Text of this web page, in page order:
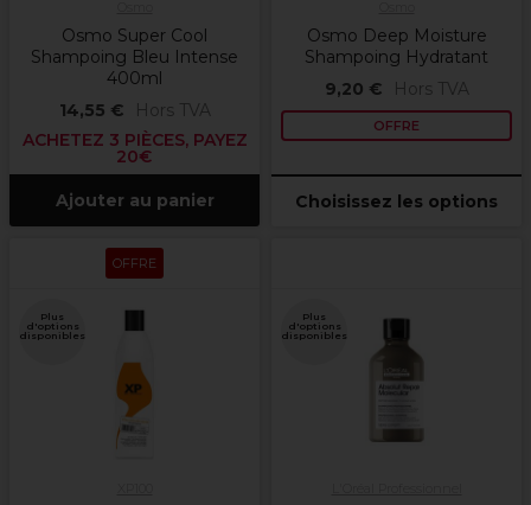
Osmo Super Cool
Shampoing Bleu Intense
400ml
14,55 €
Hors TVA
ACHETEZ 3 PIÈCES, PAYEZ
20€
Ajouter au panier
Osmo Deep Moisture
Shampoing Hydratant
9,20 €
Hors TVA
OFFRE
Choisissez les options
OFFRE
Plus
d'options
disponibles
Plus
d'options
disponibles